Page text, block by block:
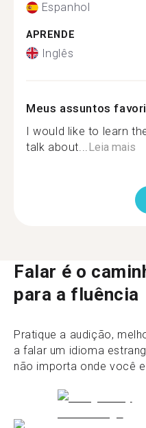
Espanhol
APRENDE
Inglês
Meus assuntos
I would like to learn
talk about... Leia mais
Falar é o
para a fluência
Pratique a audição,
a falar um idioma
não importa onde você